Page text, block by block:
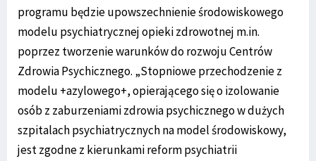
programu będzie upowszechnienie środowiskowego
modelu psychiatrycznej opieki zdrowotnej m.in.
poprzez tworzenie warunków do rozwoju Centrów
Zdrowia Psychicznego. „Stopniowe przechodzenie z
modelu +azylowego+, opierającego się o izolowanie
osób z zaburzeniami zdrowia psychicznego w dużych
szpitalach psychiatrycznych na model środowiskowy,
jest zgodne z kierunkami reform psychiatrii